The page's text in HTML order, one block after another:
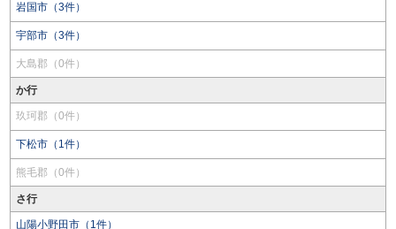
岩国市（3件）
宇部市（3件）
大島郡（0件）
か行
玖珂郡（0件）
下松市（1件）
熊毛郡（0件）
さ行
山陽小野田市（1件）